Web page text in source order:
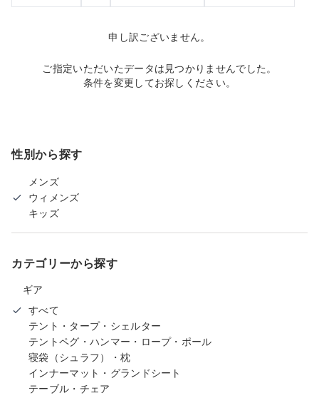
申し訳ございません。
ご指定いただいたデータは見つかりませんでした。
条件を変更してお探しください。
性別から探す
メンズ
ウィメンズ
キッズ
カテゴリーから探す
ギア
すべて
テント・タープ・シェルター
テントペグ・ハンマー・ロープ・ポール
寝袋（シュラフ）・枕
インナーマット・グランドシート
テーブル・チェア